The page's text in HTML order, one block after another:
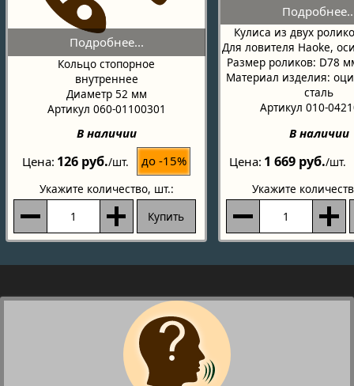
Кольцо стопорное
внутреннее
Диаметр 52 мм
Артикул 060-01100301
В наличии
Цена 126 руб./шт. до -15%
Укажите количество, шт.:
Купить
Кулиса из двух
Для ловителя Haoke,
Размер роликов: D78
Материал изделия:
сталь
Артикул 010-
В наличии
Цена 1 669 руб./шт.
Укажите